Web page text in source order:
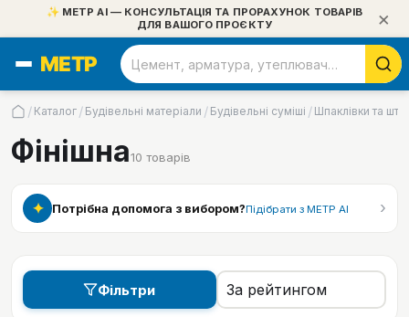
✨ МЕТР АІ — КОНСУЛЬТАЦІЯ ТА ПРОРАХУНОК ТОВАРІВ
ДЛЯ ВАШОГО ПРОЄКТУ
×
/ Каталог / Будівельні матеріали / Будівельні суміші / Шпаклівки та
Фінішна10 товарів
✦ Потрібна допомога з вибором?Підібрати з МЕТР АІ ›
Фільтри